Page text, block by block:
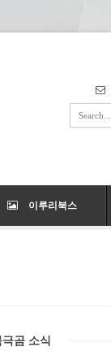
이루리북스
극곰 소식